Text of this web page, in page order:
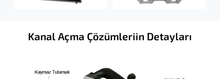
Kanal Açma Çözümleriin Detayları